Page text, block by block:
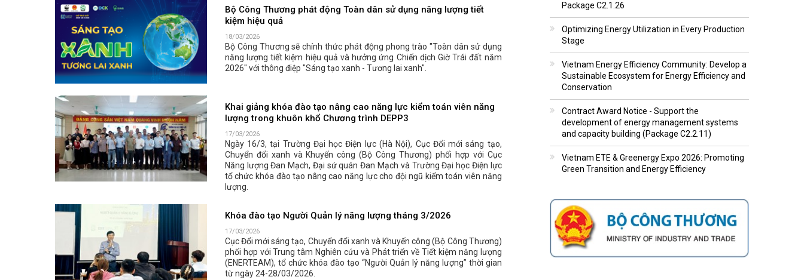
Bộ Công Thương phát động Toàn dân sử dụng năng lượng tiết
kiệm hiệu quả
18/03/2026
Bộ Công Thương sẽ chính thức phát động phong trào "Toàn dân sử dụng
năng lượng tiết kiệm hiệu quả và hưởng ứng Chiến dịch Giờ Trái đất năm
2026" với thông điệp "Sáng tạo xanh - Tương lai xanh".
Khai giảng khóa đào tạo nâng cao năng lực kiểm toán viên năng
lượng trong khuôn khổ Chương trình DEPP3
17/03/2026
Ngày 16/3, tại Trường Đại học Điện lực (Hà Nội), Cục Đổi mới sáng tạo,
Chuyển đổi xanh và Khuyến công (Bộ Công Thương) phối hợp với Cục
Năng lượng Đan Mạch, Đại sứ quán Đan Mạch và Trường Đại học Điện lực
tổ chức khóa đào tạo nâng cao năng lực cho đội ngũ kiểm toán viên năng
lượng.
Khóa đào tạo Người Quản lý năng lượng tháng 3/2026
17/03/2026
Cục Đổi mới sáng tạo, Chuyển đổi xanh và Khuyến công (Bộ Công Thương)
phối hợp với Trung tâm Nghiên cứu và Phát triển về Tiết kiệm năng lượng
(ENERTEAM), tổ chức khóa đào tạo “Người Quản lý năng lượng” thời gian
từ ngày 24-28/03/2026.
Package C2.1.26
Optimizing Energy Utilization in Every Production
Stage
Vietnam Energy Efficiency Community: Develop a
Sustainable Ecosystem for Energy Efficiency and
Conservation
Contract Award Notice - Support the
development of energy management systems
and capacity building (Package C2.2.11)
Vietnam ETE & Greenergy Expo 2026: Promoting
Green Transition and Energy Efficiency